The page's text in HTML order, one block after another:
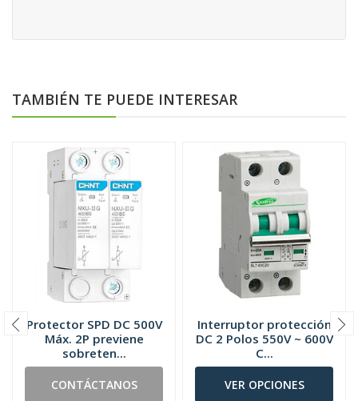
TAMBIÉN TE PUEDE INTERESAR
Protector SPD DC 500V
Máx. 2P previene
sobreten...
CONTÁCTANOS
Interruptor protección
DC 2 Polos 550V ~ 600V
C...
VER OPCIONES